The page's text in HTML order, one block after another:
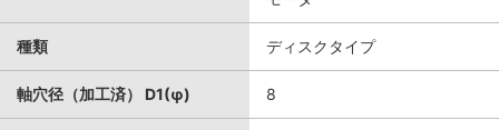
種類 ディスクタイプ
軸穴径（加工済） D1(φ) 8